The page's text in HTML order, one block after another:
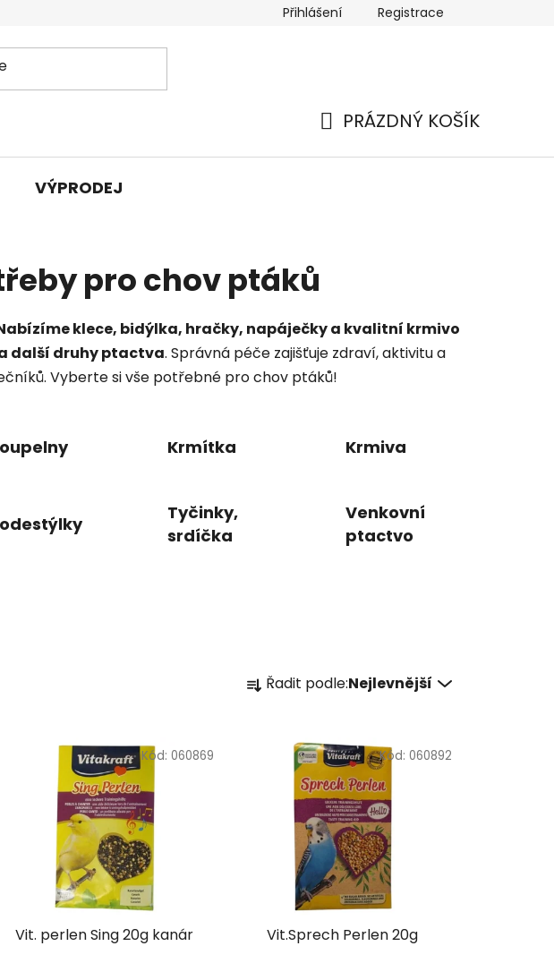
Přihlášení Registrace
PRÁZDNÝ KOŠÍK
VÝPRODEJ
pro chov ptáků
klece, bidýlka, hračky, napáječky a kvalitní krmivo
další druhy ptactva. Správná péče zajišťuje zdraví, aktivitu a
Vyberte si vše potřebné pro chov ptáků!
Krmítka Krmiva
Tyčinky,
srdíčka
Venkovní
ptactvo
a Řadit podle:Nejlevnější
Vit. perlen Sing 20g kanár
Kód: 060869
Vit.Sprech Perlen 20g
Kód: 060892